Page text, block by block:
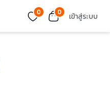
0 0 เข้าสู่ระบบ